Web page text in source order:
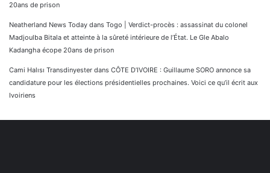
20ans de prison
Neatherland News Today dans Togo | Verdict-procès : assassinat du colonel
Madjoulba Bitala et atteinte à la sûreté intérieure de l’État. Le Gle Abalo
Kadangha écope 20ans de prison
Cami Halısı Transdinyester dans CÔTE D’IVOIRE : Guillaume SORO annonce sa
candidature pour les élections présidentielles prochaines. Voici ce qu’il écrit aux
Ivoiriens